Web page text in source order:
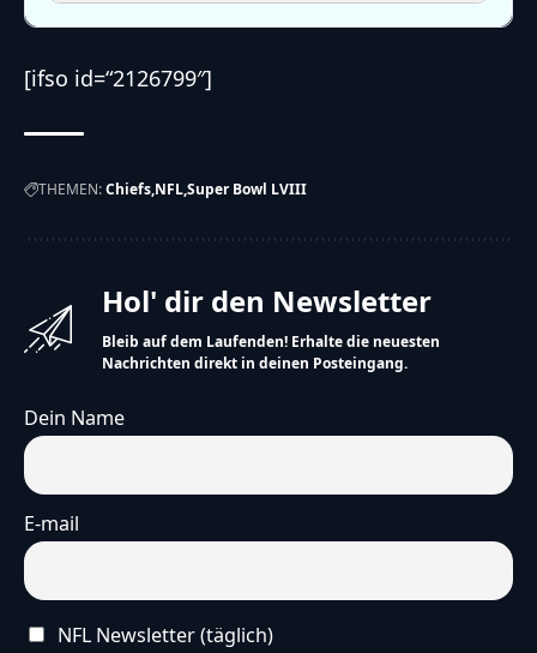
[ifso id=“2126799″]
THEMEN:Chiefs NFLSuper Bowl LVIII
Hol' dir den Newsletter
Bleib auf dem Laufenden! Erhalte die neuesten
Nachrichten direkt in deinen Posteingang.
Dein Name
E-mail
NFL Newsletter (täglich)